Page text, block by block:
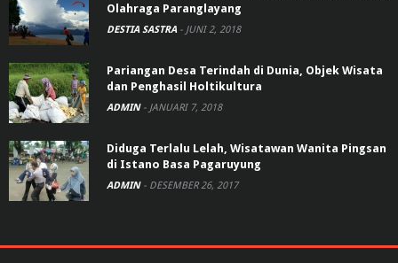
Olahraga Paranglayang
DESTIA SASTRA - JUNI 2, 2018
Pariangan Desa Terindah di Dunia, Objek Wisata
dan Penghasil Holtikultura
ADMIN - JANUARI 7, 2018
Diduga Terlalu Lelah, Wisatawan Wanita Pingsan
di Istano Basa Pagaruyung
ADMIN - DESEMBER 26, 2017